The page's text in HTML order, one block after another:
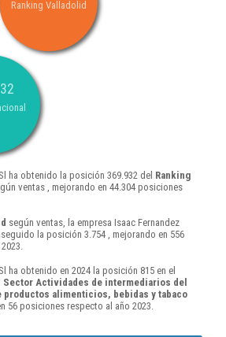
Ranking Valladolid
ha obtenido la posición 369.932 del Ranking
ventas , mejorando en 44.304 posiciones
según ventas, la empresa Isaac Fernandez
la posición 3.754 , mejorando en 556
ha obtenido en 2024 la posición 815 en el
Sector Actividades de intermediarios del
productos alimenticios, bebidas y tabaco
56 posiciones respecto al año 2023.